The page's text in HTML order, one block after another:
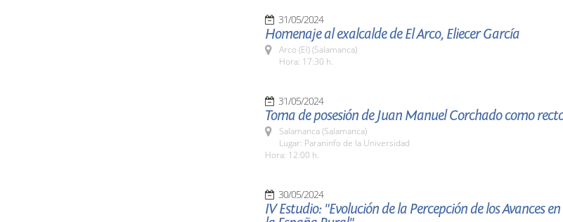
31/05/2024
Homenaje al exalcalde de El Arco, Eliecer García
Arco (El) (Salamanca)
Hora: 17:30 h.
31/05/2024
Toma de posesión de Juan Manuel Corchado como
Salamanca (Salamanca)
Lugar: Paraninfo de la Universidad
Hora: 12:00 h.
30/05/2024
IV Estudio: "Evolución de la Percepción de los Avances en